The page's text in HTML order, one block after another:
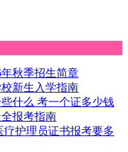
秋季招生简章
新生入学指南
什么 考一个证多少钱
报考指南
疗护理员证书报考要多